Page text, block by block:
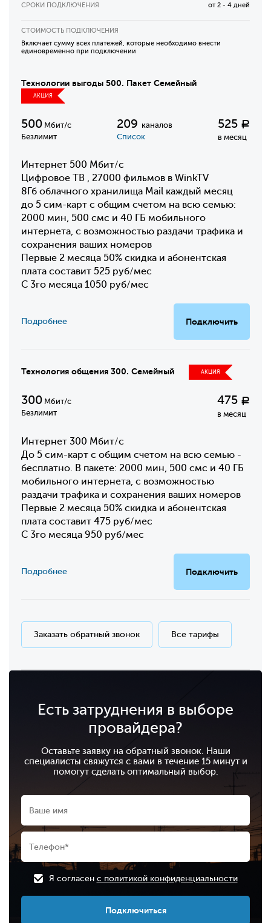
СРОКИ ПОДКЛЮЧЕНИЯ от 2 - 4 дней
СТОИМОСТЬ ПОДКЛЮЧЕНИЯ
Включает сумму всех платежей, которые необходимо внести
единовременно при подключении
Технологии выгоды 500. Пакет Семейный
АКЦИЯ
500 Мбит/с
Безлимит
209 каналов
Список
525 Р
в месяц
Интернет 500 Мбит/с
Цифровое ТВ , 27000 фильмов в WinkTV
8Гб облачного хранилища Mail каждый месяц
до 5 сим-карт с общим счетом на всю семью:
2000 мин, 500 смс и 40 ГБ мобильного
интернета, с возможностью раздачи трафика и
сохранения ваших номеров
Первые 2 месяца 50% скидка и абонентская
плата составит 525 руб/мес
С 3го месяца 1050 руб/мес
Подключить
Подробнее
Технология общения 300. Семейный АКЦИЯ
300 Мбит/с
Безлимит
475 Р
в месяц
Интернет 300 Мбит/с
До 5 сим-карт с общим счетом на всю семью -
бесплатно. В пакете: 2000 мин, 500 смс и 40 ГБ
мобильного интернета, с возможностью
раздачи трафика и сохранения ваших номеров
Первые 2 месяца 50% скидка и абонентская
плата составит 475 руб/мес
С 3го месяца 950 руб/мес
Подключить
Подробнее
Заказать обратный звонок Все тарифы
Есть затруднения в выборе
провайдера?
Оставьте заявку на обратный звонок. Наши
специалисты свяжутся с вами в течение 15 минут и
помогут сделать оптимальный выбор.
Я согласен с политикой конфиденциальности
Подключиться